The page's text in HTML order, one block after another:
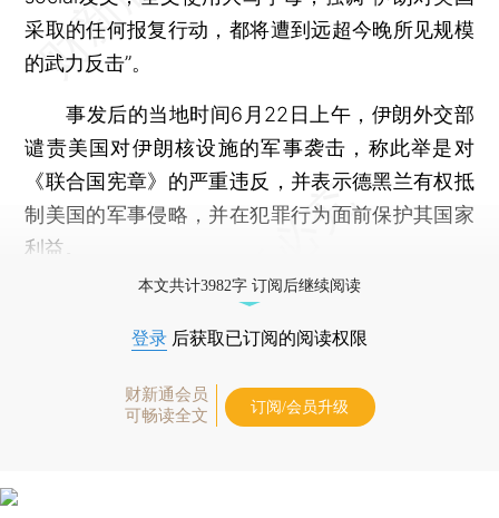
采取的任何报复行动，都将遭到远超今晚所见规模
的武力反击”。
事发后的当地时间6月22日上午，伊朗外交部
谴责美国对伊朗核设施的军事袭击，称此举是对
《联合国宪章》的严重违反，并表示德黑兰有权抵
制美国的军事侵略，并在犯罪行为面前保护其国家
利益。
本文共计3982字 订阅后继续阅读
登录 后获取已订阅的阅读权限
财新通会员
可畅读全文
订阅/会员升级